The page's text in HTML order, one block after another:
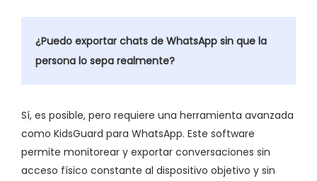
¿Puedo exportar chats de WhatsApp sin que la
persona lo sepa realmente?
Sí, es posible, pero requiere una herramienta avanzada
como KidsGuard para WhatsApp. Este software
permite monitorear y exportar conversaciones sin
acceso físico constante al dispositivo objetivo y sin